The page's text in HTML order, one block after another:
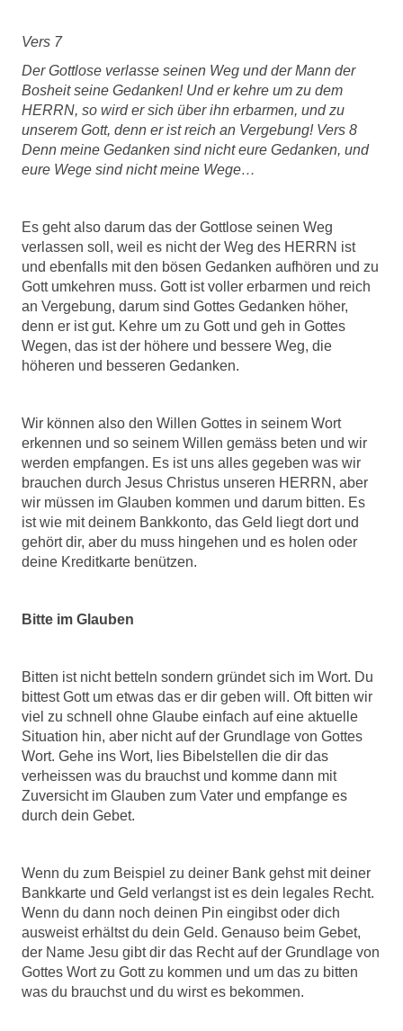
Vers 7
Der Gottlose verlasse seinen Weg und der Mann der
Bosheit seine Gedanken! Und er kehre um zu dem
HERRN, so wird er sich über ihn erbarmen, und zu
unserem Gott, denn er ist reich an Vergebung! Vers 8
Denn meine Gedanken sind nicht eure Gedanken, und
eure Wege sind nicht meine Wege…
Es geht also darum das der Gottlose seinen Weg
verlassen soll, weil es nicht der Weg des HERRN ist
und ebenfalls mit den bösen Gedanken aufhören und zu
Gott umkehren muss. Gott ist voller erbarmen und reich
an Vergebung, darum sind Gottes Gedanken höher,
denn er ist gut. Kehre um zu Gott und geh in Gottes
Wegen, das ist der höhere und bessere Weg, die
höheren und besseren Gedanken.
Wir können also den Willen Gottes in seinem Wort
erkennen und so seinem Willen gemäss beten und wir
werden empfangen. Es ist uns alles gegeben was wir
brauchen durch Jesus Christus unseren HERRN, aber
wir müssen im Glauben kommen und darum bitten. Es
ist wie mit deinem Bankkonto, das Geld liegt dort und
gehört dir, aber du muss hingehen und es holen oder
deine Kreditkarte benützen.
Bitte im Glauben
Bitten ist nicht betteln sondern gründet sich im Wort. Du
bittest Gott um etwas das er dir geben will. Oft bitten wir
viel zu schnell ohne Glaube einfach auf eine aktuelle
Situation hin, aber nicht auf der Grundlage von Gottes
Wort. Gehe ins Wort, lies Bibelstellen die dir das
verheissen was du brauchst und komme dann mit
Zuversicht im Glauben zum Vater und empfange es
durch dein Gebet.
Wenn du zum Beispiel zu deiner Bank gehst mit deiner
Bankkarte und Geld verlangst ist es dein legales Recht.
Wenn du dann noch deinen Pin eingibst oder dich
ausweist erhältst du dein Geld. Genauso beim Gebet,
der Name Jesu gibt dir das Recht auf der Grundlage von
Gottes Wort zu Gott zu kommen und um das zu bitten
was du brauchst und du wirst es bekommen.